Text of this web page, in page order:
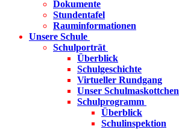
Dokumente
Stundentafel
Rauminformationen
Unsere Schule
Schulporträt
Überblick
Schulgeschichte
Virtueller Rundgang
Unser Schulmaskottchen
Schulprogramm
Überblick
Schulinspektion